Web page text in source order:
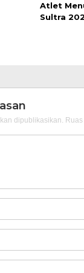
Atlet
Sultra
dipublikasikan.